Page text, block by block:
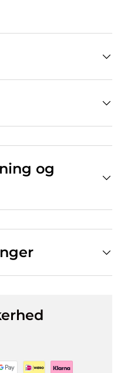
og